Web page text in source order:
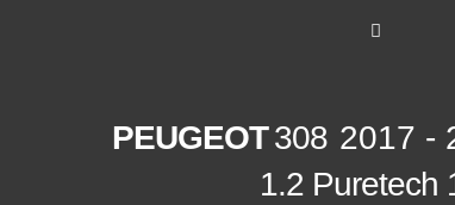
PEUGEOT308 2017 -
1.2 Puretech